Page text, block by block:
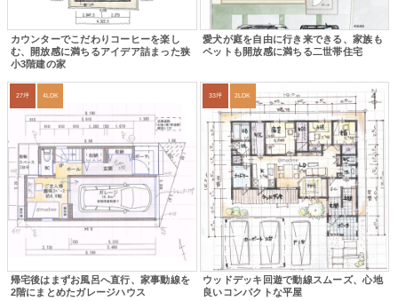
カウンターでこだわりコーヒーを楽し
む、開放感に満ちるアイデア詰まった狭
小3階建の家
愛犬が庭を自由に行き来できる、家族も
ペットも開放感に満ちる二世帯住宅
27坪 4LDK
帰宅後はまずお風呂へ直行、家事動線を
2階にまとめたガレージハウス
33坪 2LDK
ウッドデッキ回遊で動線スムーズ、心地
良いコンパクトな平屋